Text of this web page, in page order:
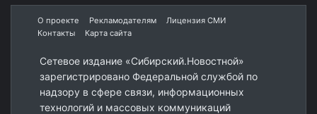
О проекте Рекламодателям
Лицензия СМИ
Контакты
Карта сайта
Сетевое издание «Сибирский.Новостной»
зарегистрировано Федеральной службой по
надзору в сфере связи, информационных
технологий и массовых коммуникаций